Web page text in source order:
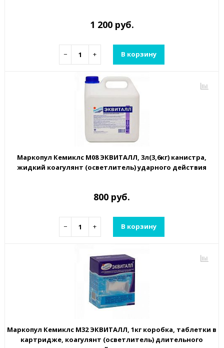
1 200 руб.
− + В корзину
Маркопул Кемиклс М08 ЭКВИТАЛЛ, 3л(3,6кг) канистра,
жидкий коагулянт (осветлитель) ударного действия
800 руб.
− + В корзину
Маркопул Кемиклс М32 ЭКВИТАЛЛ, 1кг коробка, таблетки в
картридже, коагулянт (осветлитель) длительного